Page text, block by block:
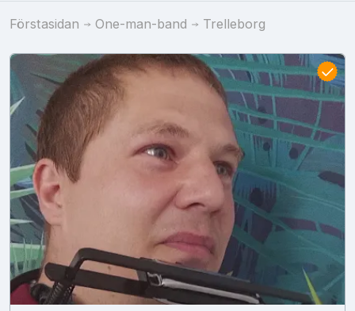
Förstasidan One-man-band Trelleborg